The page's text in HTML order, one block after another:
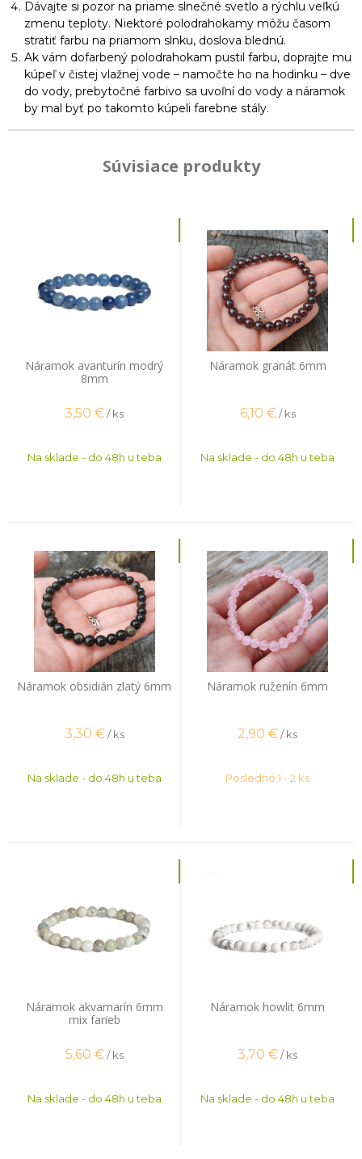
Dávajte si pozor na priame slnečné svetlo a rýchlu veľkú
zmenu teploty. Niektoré polodrahokamy môžu časom
stratiť farbu na priamom slnku, doslova blednú.
Ak vám dofarbený polodrahokam pustil farbu, doprajte mu
kúpeľ v čistej vlažnej vode – namočte ho na hodinku – dve
do vody, prebytočné farbivo sa uvoľní do vody a náramok
by mal byť po takomto kúpeli farebne stály.
Súvisiace produkty
Náramok avanturín modrý
8mm
3,50 €/ ks
Na sklade - do 48h u teba
Náramok granát 6mm
6,10 € / ks
Na sklade - do 48h u teba
Náramok obsidián zlatý 6mm
3,30 € / ks
Na sklade - do 48h u teba
Náramok ruženín 6mm
2,90 €/ ks
Posledné 1 - 2 ks
Náramok akvamarín 6mm
mix farieb
5,60 € / ks
Na sklade - do 48h u teba
Náramok howlit 6mm
3,70 €/ ks
Na sklade - do 48h u teba